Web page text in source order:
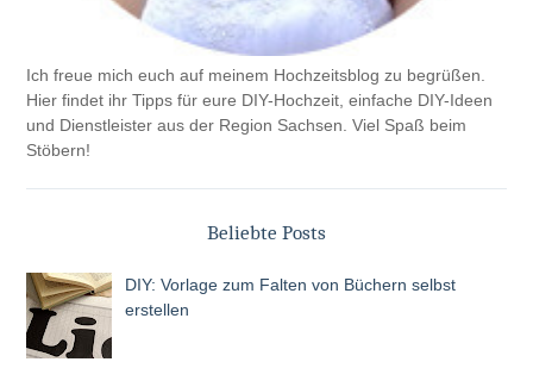
Ich freue mich euch auf meinem Hochzeitsblog zu begrüßen.
Hier findet ihr Tipps für eure DIY-Hochzeit, einfache DIY-Ideen
und Dienstleister aus der Region Sachsen. Viel Spaß beim
Stöbern!
Beliebte Posts
DIY: Vorlage zum Falten von Büchern selbst
erstellen